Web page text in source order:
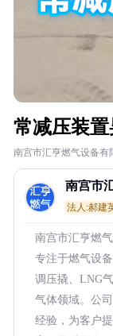
常减压装
南宫市汇亨燃气设备有
南宫市
法人:郝建
南宫市汇亨燃
专注于燃气设
调压撬、LNG
气体领域。公
经验，为客户